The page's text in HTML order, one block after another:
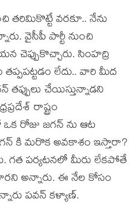
తరిమికొట్టే వరకూ.. నేను
వైసీపీ పార్టీ నుంచి
చెప్పుకొచ్చారు. సింహద్రి
తప్పపట్టడం లేదు.. వారి మీద
చేయిస్తున్నాడని
రాష్ట్రం
రోజు జగన్ ను ఆట
కి మరొక అవకాశం ఇస్తారా?
గత పర్యటనలో మీరు లేకపోతే
అన్నారు. ఈ నేల కోసం
పవన్ కళ్యాణ్.